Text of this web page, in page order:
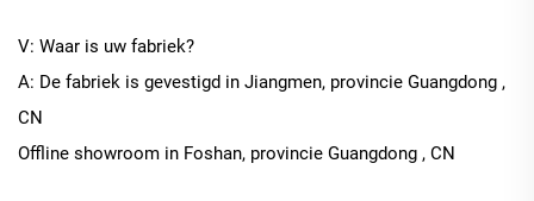
V: Waar is uw fabriek?
A: De fabriek is gevestigd in Jiangmen, provincie Guangdong ,
CN
Offline showroom in Foshan, provincie Guangdong , CN